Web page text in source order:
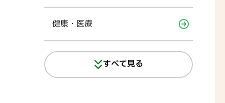
健康・医療
すべて見る